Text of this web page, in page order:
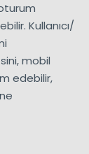
Kullanıcı/
mobil
edebilir,